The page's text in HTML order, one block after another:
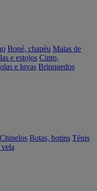
Boné, chapéu Malas de
e estojos Cinto,
e luvas Brinquedos
Chinelos Botas, botins Ténis